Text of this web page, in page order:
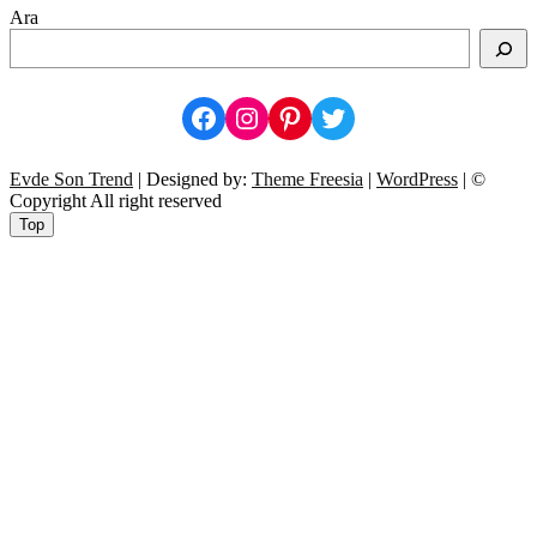
Ara
Facebook
Instagram
Pinterest
Twitter
Evde Son Trend | Designed by: Theme Freesia | WordPress | ©
Copyright All right reserved
Top